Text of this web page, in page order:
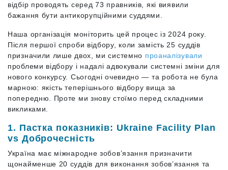
відбір проводять серед 73 правників, які виявили
бажання бути антикорупційними суддями.
Наша організація моніторить цей процес із 2024 року.
Після першої спроби відбору, коли замість 25 суддів
призначили лише двох, ми системно проаналізували
проблеми відбору і надалі адвокували системні зміни для
нового конкурсу. Сьогодні очевидно — та робота не була
марною: якість теперішнього відбору вища за
попередню. Проте ми знову стоїмо перед складними
викликами.
1. Пастка показників: Ukraine Facility Plan
vs Доброчесність
Україна має міжнародне зобов’язання призначити
щонайменше 20 суддів для виконання зобов’язання та